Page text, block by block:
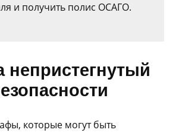
и получить полис ОСАГО.
которые могут быть